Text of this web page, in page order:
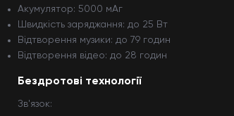
Акумулятор: 5000 мАг
Швидкість заряджання: до 25 Вт
Відтворення музики: до 79 годин
Відтворення відео: до 28 годин
Бездротові технології
Зв'язок: